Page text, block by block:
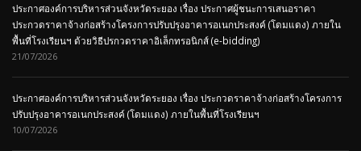
ประกาศองค์การบริหารส่วนจังหวัดระยอง เรื่อง ประกาศผู้ชนะการเสนอราคา
ประกวดราคาจ้างก่อสร้างโครงการปรับปรุงอาคารอเนกประสงค์ (โดมแดง) ภายใน
พื้นที่โรงเรียนฯ ด้วยวิธีปรกวดราคาอิเล็กทรอนิกส์ (e-bidding)
21/07/2026
ประกาศองค์การบริหารส่วนจังหวัดระยอง เรื่อง ประกวดราคาจ้างก่อสร้างโครงการ
ปรับปรุงอาคารอเนกประสงค์ (โดมแดง) ภายในพื้นที่โรงเรียนฯ
10/07/2026